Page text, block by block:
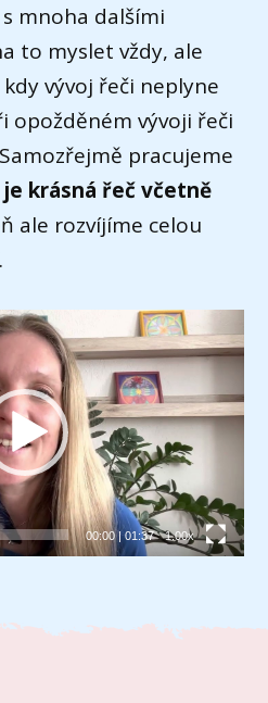
mnoha dalšími
to myslet vždy, ale
vývoj řeči neplyne
opožděném vývoji řeči
pracujeme
krásná řeč včetně
ale rozvíjíme celou
00:00|01:37 1.00x